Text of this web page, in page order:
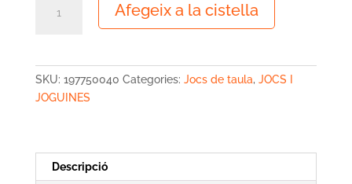
PON!
Afegeix a la cistella
SKU: 197750040 Categories: Jocs de taula, JOCS I
JOGUINES
Descripció